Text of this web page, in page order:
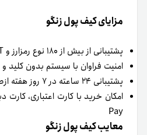
مزایای کیف پول زنگو
پشتیبانی از بیش از ۱۸۰ نوع رمزارز و NFT
امنیت فراوان با سیستم بدون
پشتیبانی ۲۴ ساعته در ۷ روز هفته ازطریق برنامه
Pay
معایب کیف پول زنگو